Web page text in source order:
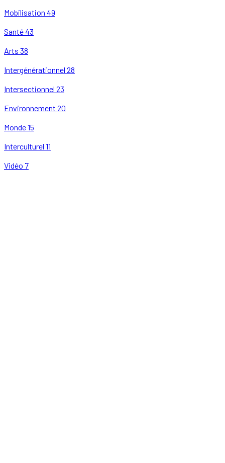
Mobilisation 49
Santé43
Arts 38
Intergénérationnel 28
Intersectionnel 23
Environnement 20
Monde15
Interculturel 11
Vidéo 7